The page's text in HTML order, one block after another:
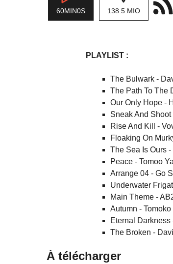
60MIN0S 138.5 MIO
PLAYLIST :
The Bulwark -
The Path To The
Our Only Hope -
Sneak And
Rise And Kill -
Floaking On
The Sea Is Ours
Peace - Tomoo
Arrange 04 - Go
Underwater
Main Theme -
Autumn -
Eternal
The Broken -
À télécharger